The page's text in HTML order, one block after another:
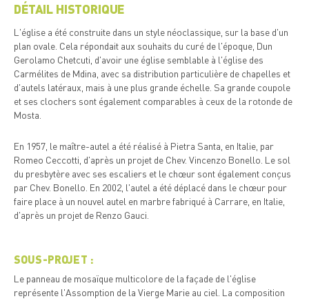
DÉTAIL HISTORIQUE
L'église a été construite dans un style néoclassique, sur la base d'un
plan ovale. Cela répondait aux souhaits du curé de l'époque, Dun
Gerolamo Chetcuti, d'avoir une église semblable à l'église des
Carmélites de Mdina, avec sa distribution particulière de chapelles et
d'autels latéraux, mais à une plus grande échelle. Sa grande coupole
et ses clochers sont également comparables à ceux de la rotonde de
Mosta.
En 1957, le maître-autel a été réalisé à Pietra Santa, en Italie, par
Romeo Ceccotti, d'après un projet de Chev. Vincenzo Bonello. Le sol
du presbytère avec ses escaliers et le chœur sont également conçus
par Chev. Bonello. En 2002, l'autel a été déplacé dans le chœur pour
faire place à un nouvel autel en marbre fabriqué à Carrare, en Italie,
d'après un projet de Renzo Gauci.
SOUS-PROJET :
Le panneau de mosaïque multicolore de la façade de l'église
représente l'Assomption de la Vierge Marie au ciel. La composition